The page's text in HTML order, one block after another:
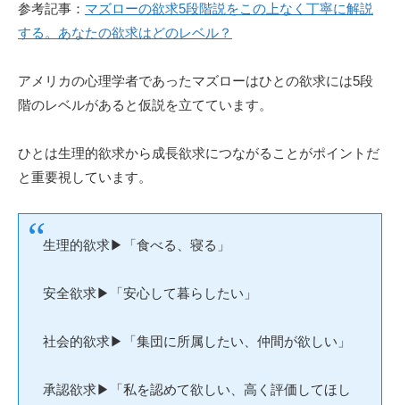
参考記事： マズローの欲求5段階説をこの上なく丁寧に解説
する。あなたの欲求はどのレベル？
アメリカの心理学者であったマズローはひとの欲求には5段
階のレベルがあると仮説を立てています。
ひとは生理的欲求から成長欲求につながることがポイントだ
と重要視しています。
生理的欲求▶︎「食べる、寝る」
安全欲求▶︎「安心して暮らしたい」
社会的欲求▶︎「集団に所属したい、仲間が欲しい」
承認欲求▶︎「私を認めて欲しい、高く評価してほし